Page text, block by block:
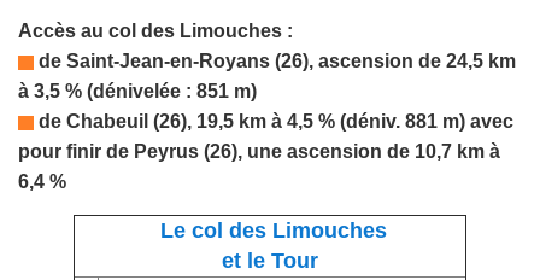
Accès au col des Limouches :
de Saint-Jean-en-Royans (26), ascension de 24,5 km
à 3,5 % (dénivelée : 851 m)
de Chabeuil (26), 19,5 km à 4,5 % (déniv. 881 m) avec
pour finir de Peyrus (26), une ascension de 10,7 km à
6,4 %
Le col des Limouches
et le Tour